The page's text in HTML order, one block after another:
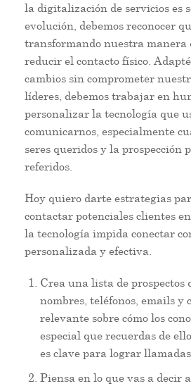
la digitalización de servicios es
evolución, debemos reconocer
transformando nuestra manera
reducir el contacto físico.
cambios sin comprometer
líderes, debemos trabajar en
personalizar la tecnología que
comunicarnos, especialmente
seres queridos y la prospección
referidos.
Hoy quiero darte estrategias
contactar potenciales clientes
la tecnología impida conectar
personalizada y efectiva.
Crea una lista de prospectos
nombres, teléfonos, emails
relevante sobre cómo los
especial que recuerdas de
es clave para lograr
Piensa en lo que vas a decir